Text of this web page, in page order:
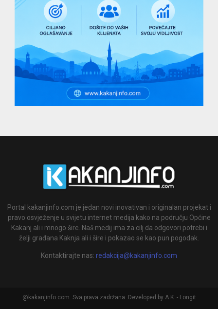
Portal kakanjinfo.com je jedan novi inovativan i originalan projekat i
pravo osvježenje u svijetu internet medija kako na području Općine
Kakanj ali i mnogo šire. Naš medij ima za cilj da odgovori potrebi i
želji građana Kaknja ali i šire i pokazao se kao pun pogodak.
Kontaktirajte nas: redakcija@kakanjinfo.com
@kakanjinfo.com. Sva prava zadržana. Developed by A.K. - Longit